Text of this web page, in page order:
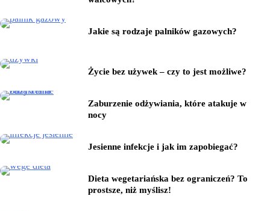
Jakie są rodzaje palników gazowych?
Życie bez używek – czy to jest możliwe?
Zaburzenie odżywiania, które atakuje w
nocy
Jesienne infekcje i jak im zapobiegać?
Dieta wegetariańska bez ograniczeń? To
prostsze, niż myślisz!